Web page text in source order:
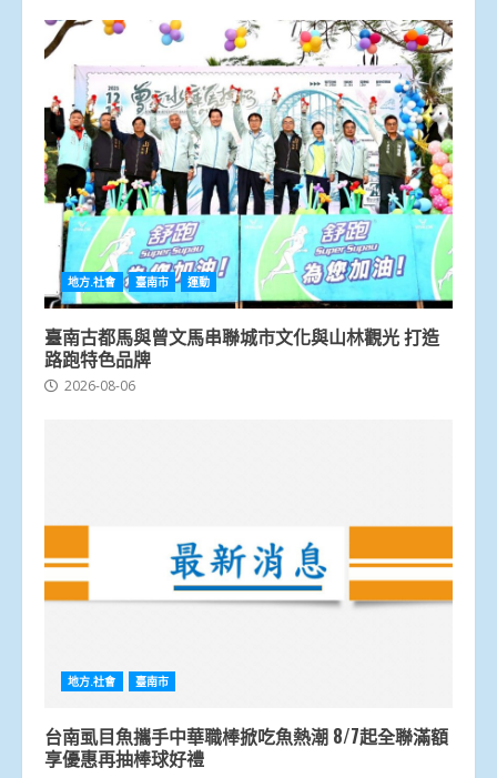
地方.社會 臺南市 運動
臺南古都馬與曾文馬串聯城市文化與山林觀光 打造
路跑特色品牌
2026-08-06
地方.社會 臺南市
台南虱目魚攜手中華職棒掀吃魚熱潮 8/7起全聯滿額
享優惠再抽棒球好禮